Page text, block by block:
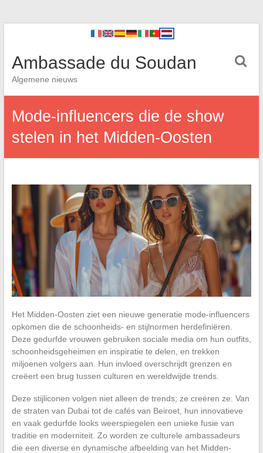
Ambassade du Soudan
Algemene nieuws
Mode-influencers die de show
stelen in het Midden-Oosten
Het Midden-Oosten ziet een nieuwe generatie mode-influencers
opkomen die de schoonheids- en stijlnormen herdefiniëren.
Deze gedurfde vrouwen gebruiken sociale media om hun outfits,
schoonheidsgeheimen en inspiratie te delen, en trekken
miljoenen volgers aan. Hun invloed overschrijdt grenzen en
creëert een brug tussen culturen en wereldwijde trends.
Deze stijliconen volgen niet alleen de trends; ze creëren ze. Van
de straten van Dubai tot de cafés van Beiroet, hun innovatieve
en vaak gedurfde looks weerspiegelen een unieke fusie van
traditie en moderniteit. Zo worden ze culturele ambassadeurs
die een diverse en dynamische afbeelding van het Midden-